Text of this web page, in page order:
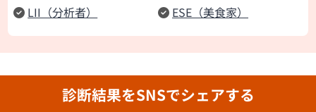
LII（分析者）
ESE（美食家）
診断結果をSNSでシェアする